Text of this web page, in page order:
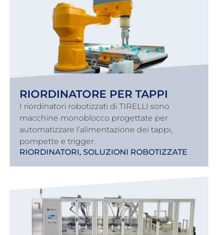
RIORDINATORE PER TAPPI
I riordinatori robotizzati di TIRELLI sono
macchine monoblocco progettate per
automatizzare l’alimentazione dei tappi,
pompette e trigger.
RIORDINATORI, SOLUZIONI ROBOTIZZATE